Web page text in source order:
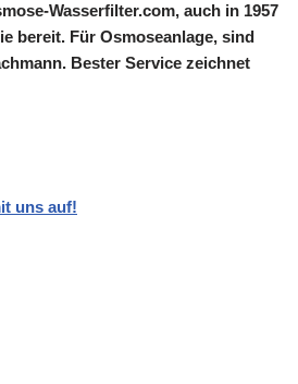
Wasserfilter.com, auch in 1957
bereit. Für Osmoseanlage, sind
Bester Service zeichnet
uns auf!